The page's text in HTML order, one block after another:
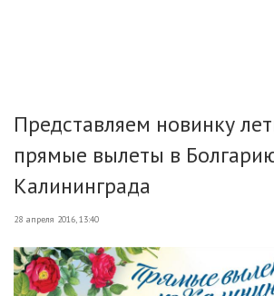
Представляем новинку
прямые вылеты в
Калининграда
28 апреля 2016, 13:40